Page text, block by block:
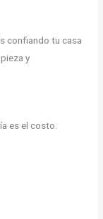
confiando tu casa
y
es el costo.